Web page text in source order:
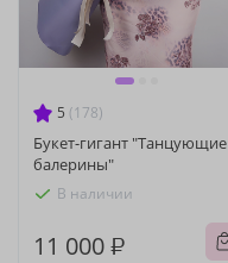
5 (178)
Букет-гигант "Танцующие
балерины"
В наличии
11 000 ₽